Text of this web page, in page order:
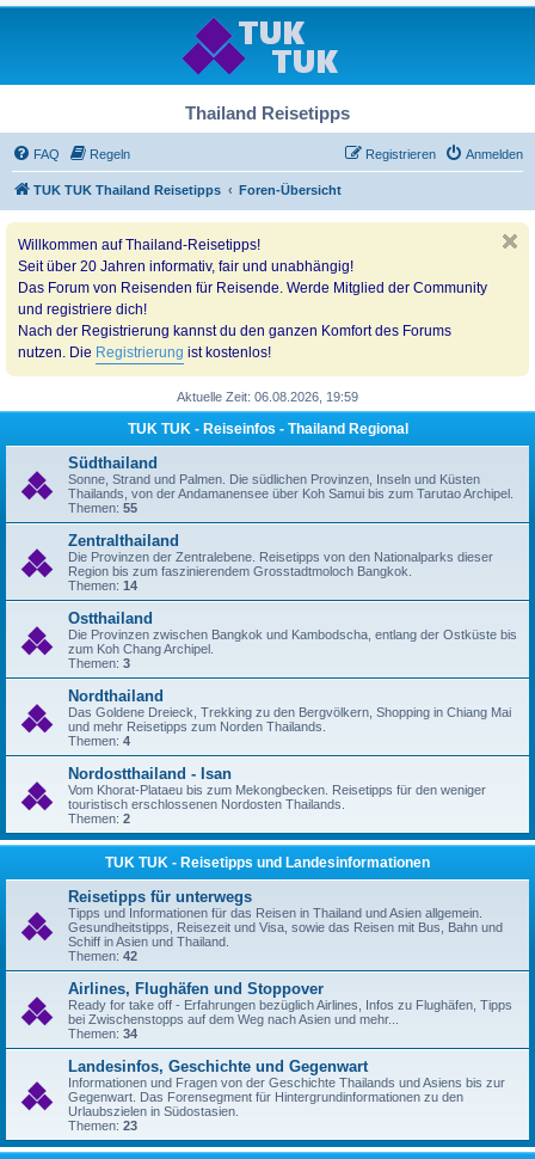
Thailand Reisetipps
FAQ Regeln Anmelden
Registrieren
TUK TUK Thailand Reisetipps Foren-Übersicht
Willkommen auf Thailand-Reisetipps!
Seit über 20 Jahren informativ, fair und unabhängig!
Das Forum von Reisenden für Reisende. Werde Mitglied der Community
und registriere dich!
Nach der Registrierung kannst du den ganzen Komfort des Forums
nutzen. Die Registrierung ist kostenlos!
Aktuelle Zeit: 06.08.2026, 19:59
TUK TUK - Reiseinfos - Thailand Regional
Südthailand
Sonne, Strand und Palmen. Die südlichen Provinzen, Inseln und Küsten
Thailands, von der Andamanensee über Koh Samui bis zum Tarutao Archipel.
Themen: 55
Zentralthailand
Die Provinzen der Zentralebene. Reisetipps von den Nationalparks dieser
Region bis zum faszinierendem Grosstadtmoloch Bangkok.
Themen: 14
Ostthailand
Die Provinzen zwischen Bangkok und Kambodscha, entlang der Ostküste bis
zum Koh Chang Archipel.
Themen: 3
Nordthailand
Das Goldene Dreieck, Trekking zu den Bergvölkern, Shopping in Chiang Mai
und mehr Reisetipps zum Norden Thailands.
Themen: 4
Nordostthailand - Isan
Vom Khorat-Plataeu bis zum Mekongbecken. Reisetipps für den weniger
touristisch erschlossenen Nordosten Thailands.
Themen: 2
TUK TUK - Reisetipps und Landesinformationen
Reisetipps für unterwegs
Tipps und Informationen für das Reisen in Thailand und Asien allgemein.
Gesundheitstipps, Reisezeit und Visa, sowie das Reisen mit Bus, Bahn und
Schiff in Asien und Thailand.
Themen: 42
Airlines, Flughäfen und Stoppover
Ready for take off - Erfahrungen bezüglich Airlines, Infos zu Flughäfen, Tipps
bei Zwischenstopps auf dem Weg nach Asien und mehr...
Themen: 34
Landesinfos, Geschichte und Gegenwart
Informationen und Fragen von der Geschichte Thailands und Asiens bis zur
Gegenwart. Das Forensegment für Hintergrundinformationen zu den
Urlaubszielen in Südostasien.
Themen: 23